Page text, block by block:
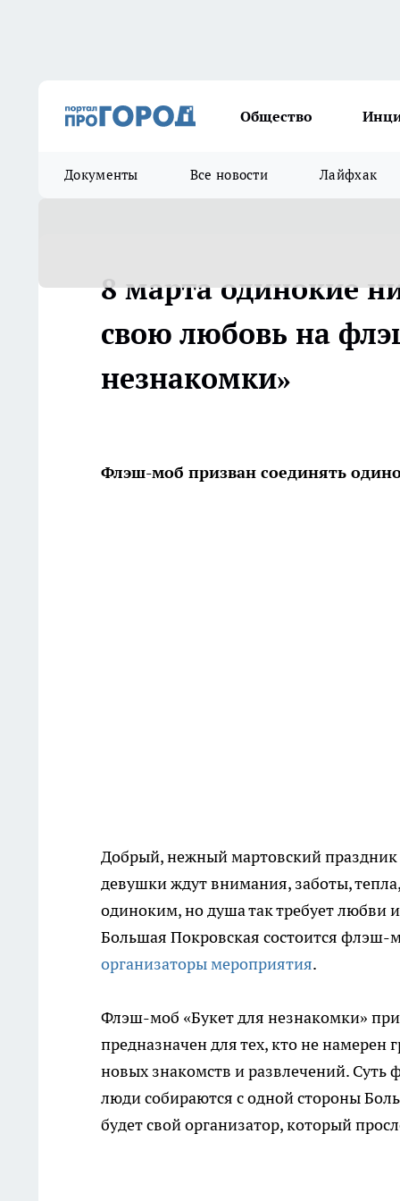
Общество
Документы Все новости Лайфхак
8 марта одинокие
свою любовь на
незнакомки»
Флэш-моб призван соединять
Добрый, нежный мартовский праздник
девушки ждут внимания, заботы,
одиноким, но душа так требует любви
Большая Покровская состоится
организаторы мероприятия.
Флэш-моб «Букет для незнакомки»
предназначен для тех, кто не намерен
новых знакомств и развлечений.
люди собираются с одной стороны
будет свой организатор, который